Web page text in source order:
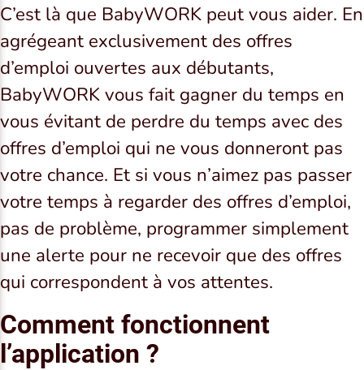
C’est là que BabyWORK peut vous aider. En
agrégeant exclusivement des offres
d’emploi ouvertes aux débutants,
BabyWORK vous fait gagner du temps en
vous évitant de perdre du temps avec des
offres d’emploi qui ne vous donneront pas
votre chance. Et si vous n’aimez pas passer
votre temps à regarder des offres d’emploi,
pas de problème, programmer simplement
une alerte pour ne recevoir que des offres
qui correspondent à vos attentes.
Comment fonctionnent
l’application ?